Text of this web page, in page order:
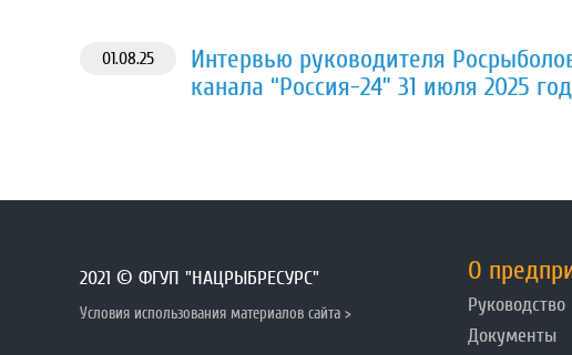
01.08.25
Интервью руководителя
канала “Россия-24” 31 июля 2025
2021 © ФГУП "НАЦРЫБРЕСУРС"
Условия использования материалов сайта >
О
Руководство
Документы